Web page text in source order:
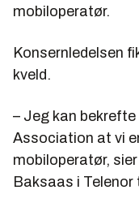
mobiloperatør.
Konsernledelsen
kveld.
– Jeg kan
Association at vi
mobiloperatør,
Baksaas i Telenor